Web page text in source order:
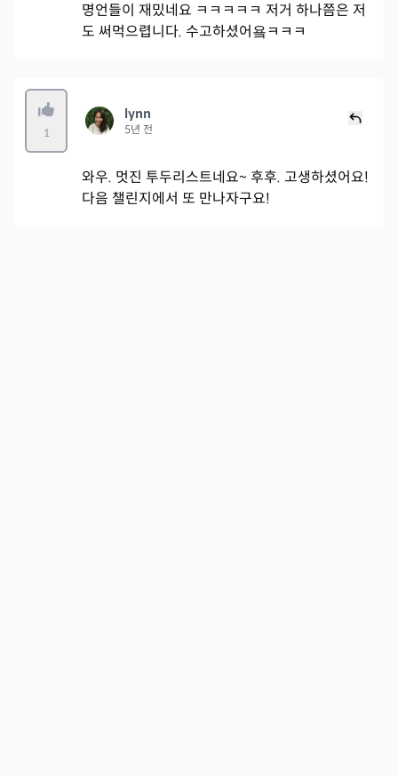
명언들이 재밌네요 ㅋㅋㅋㅋㅋ 저거 하나쯤은 저
도 써먹으렵니다. 수고하셨어욬ㅋㅋㅋ
1
lynn
5년 전
와우. 멋진 투두리스트네요~ 후후. 고생하셨어요!
다음 챌린지에서 또 만나자구요!